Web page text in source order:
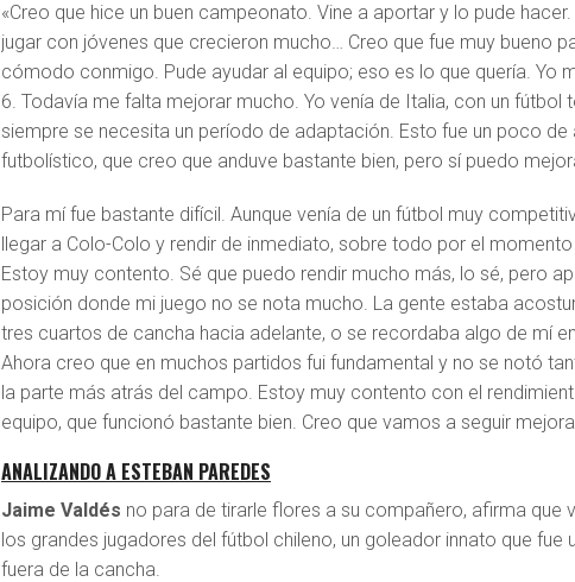
«Creo que hice un buen campeonato. Vine a aportar y lo pude
jugar con jóvenes que crecieron mucho… Creo que fue muy bueno
cómodo conmigo. Pude ayudar al equipo; eso es lo que quería. Yo
6. Todavía me falta mejorar mucho. Yo venía de Italia, con un fútbol
siempre se necesita un período de adaptación. Esto fue un poco de
futbolístico, que creo que anduve bastante bien, pero sí puedo
Para mí fue bastante difícil. Aunque venía de un fútbol muy
llegar a Colo-Colo y rendir de inmediato, sobre todo por el
Estoy muy contento. Sé que puedo rendir mucho más, lo sé, pero
posición donde mi juego no se nota mucho. La gente estaba
tres cuartos de cancha hacia adelante, o se recordaba algo de mí
Ahora creo que en muchos partidos fui fundamental y no se notó
la parte más atrás del campo. Estoy muy contento con el
equipo, que funcionó bastante bien. Creo que vamos a seguir
ANALIZANDO A ESTEBAN PAREDES
Jaime Valdés no para de tirarle flores a su compañero, afirma que
los grandes jugadores del fútbol chileno, un goleador innato que fue
fuera de la cancha.